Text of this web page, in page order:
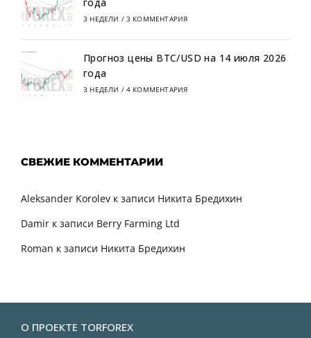
3 НЕДЕЛИ / 3 КОММЕНТАРИЯ
Прогноз цены BTC/USD на 14 июля 2026
года
3 НЕДЕЛИ / 4 КОММЕНТАРИЯ
СВЕЖИЕ КОММЕНТАРИИ
Aleksander Korolev к записи Никита Бредихин
Damir к записи Berry Farming Ltd
Roman к записи Никита Бредихин
О ПРОЕКТЕ TORFOREX